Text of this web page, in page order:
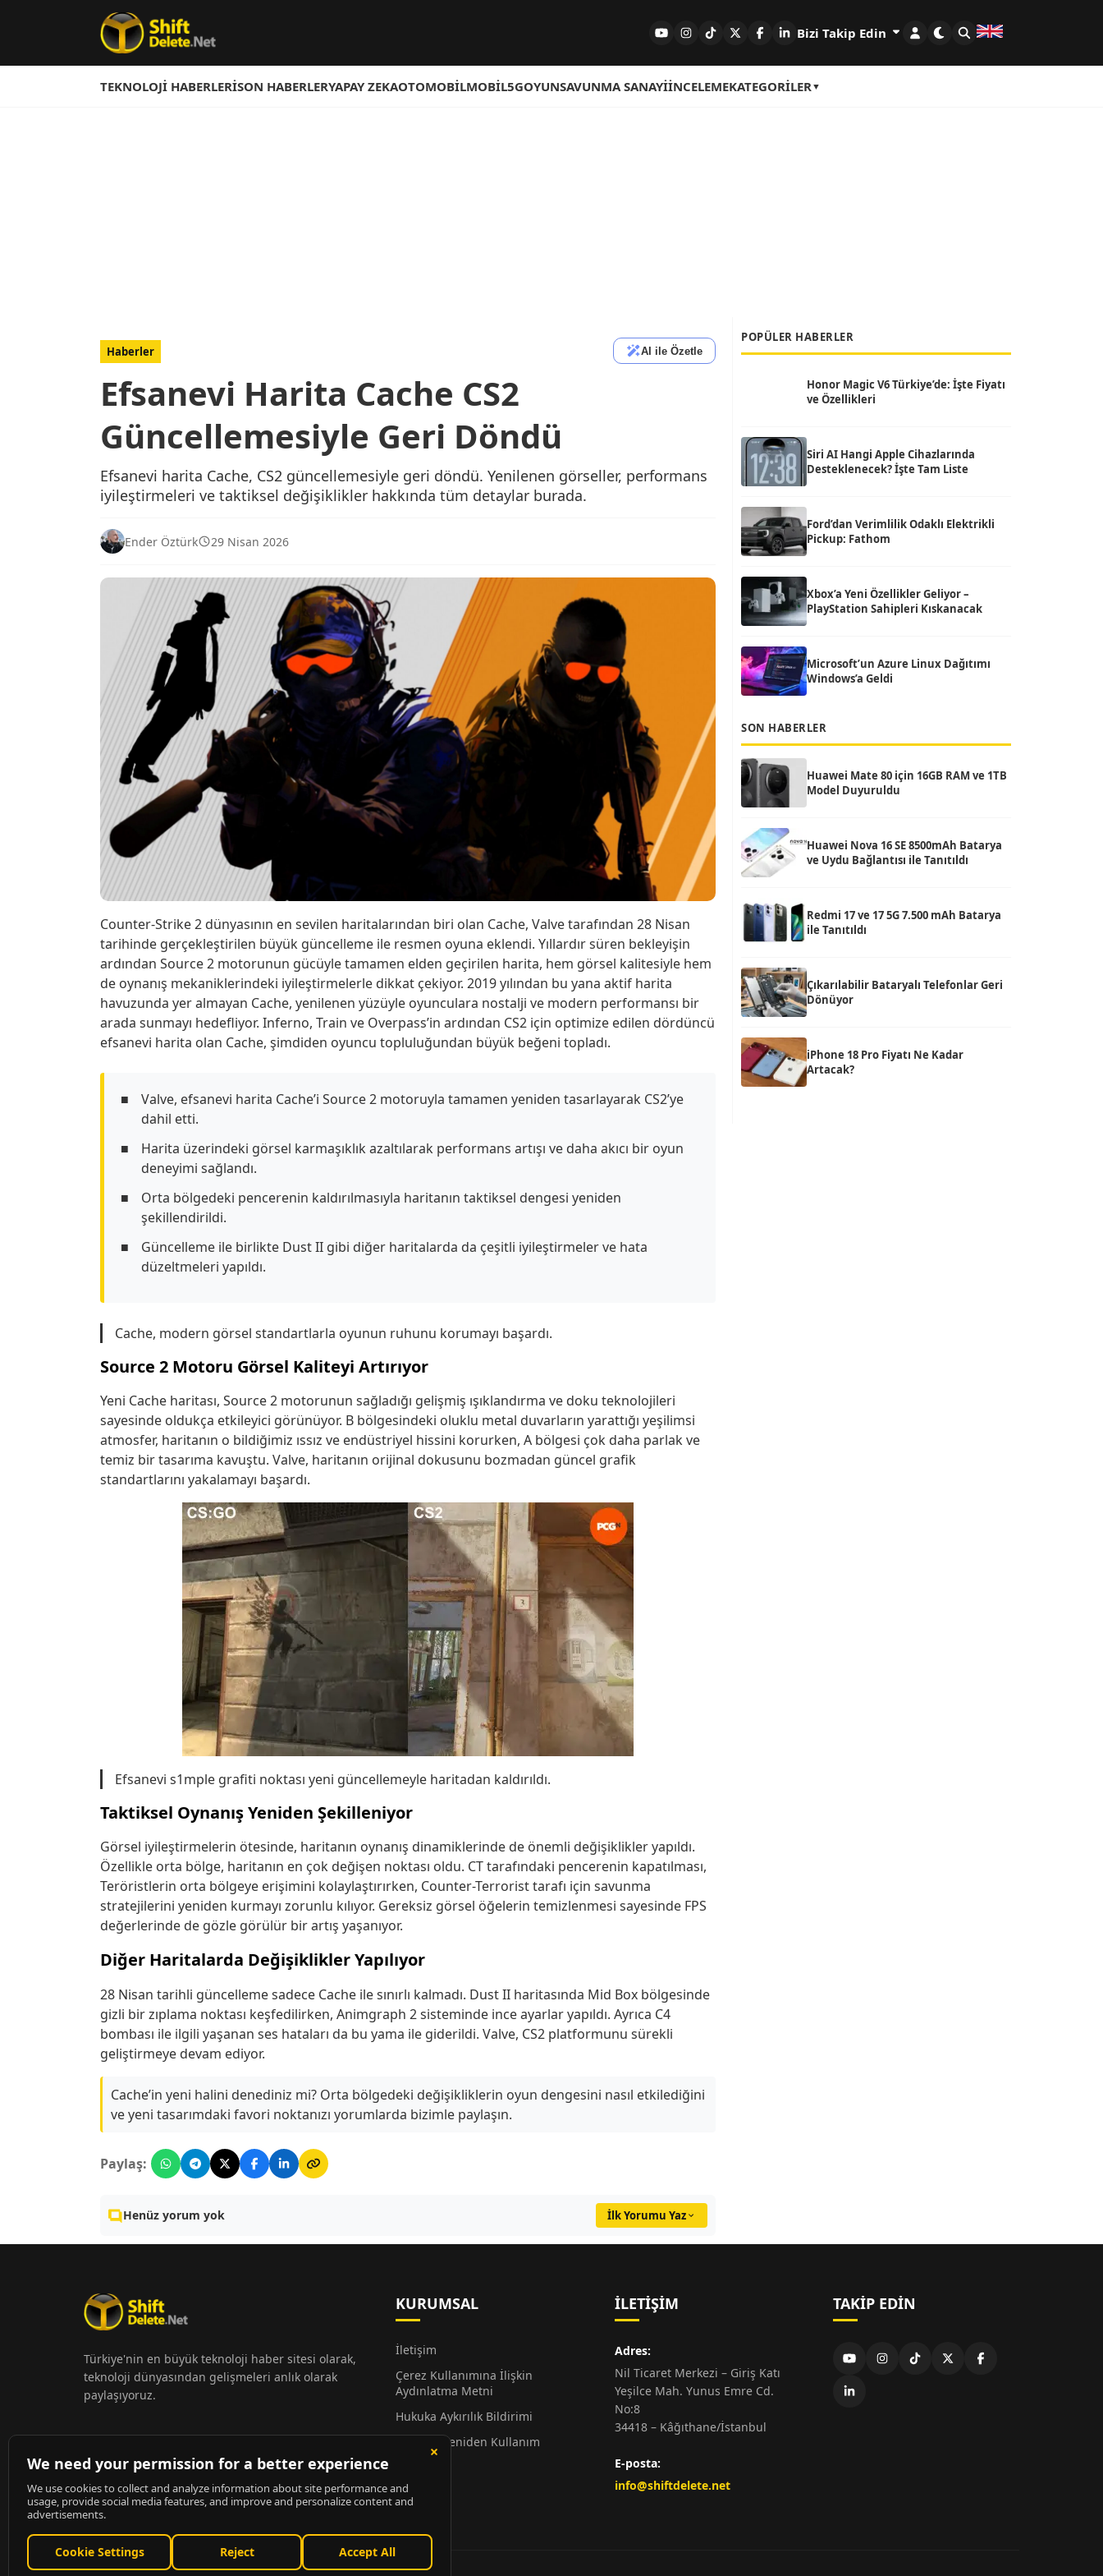
Bizi Takip Edin
TEKNOLOJI HABERLERISON HABERLERYAPAY ZEKAOTOMOBILMOBIL5GOYUNSAVUNMA SANAYIİNCELEMEKATEGORILER
Haberler AI ile Özetle
Efsanevi Harita Cache CS2
Güncellemesiyle Geri Döndü
Efsanevi harita Cache, CS2 güncellemesiyle geri döndü. Yenilenen görseller, performans
iyileştirmeleri ve taktiksel değişiklikler hakkında tüm detaylar burada.
Ender Öztürk 29 Nisan 2026
Counter-Strike 2 dünyasının en sevilen haritalarından biri olan Cache, Valve tarafından 28 Nisan
tarihinde gerçekleştirilen büyük güncelleme ile resmen oyuna eklendi. Yıllardır süren bekleyişin
ardından Source 2 motorunun gücüyle tamamen elden geçirilen harita, hem görsel kalitesiyle hem
de oynanış mekaniklerindeki iyileştirmelerle dikkat çekiyor. 2019 yılından bu yana aktif harita
havuzunda yer almayan Cache, yenilenen yüzüyle oyunculara nostalji ve modern performansı bir
arada sunmayı hedefliyor. Inferno, Train ve Overpass’in ardından CS2 için optimize edilen dördüncü
efsanevi harita olan Cache, şimdiden oyuncu topluluğundan büyük beğeni topladı.
Valve, efsanevi harita Cache’i Source 2 motoruyla tamamen yeniden tasarlayarak CS2’ye
dahil etti.
Harita üzerindeki görsel karmaşıklık azaltılarak performans artışı ve daha akıcı bir oyun
deneyimi sağlandı.
Orta bölgedeki pencerenin kaldırılmasıyla haritanın taktiksel dengesi yeniden
şekillendirildi.
Güncelleme ile birlikte Dust II gibi diğer haritalarda da çeşitli iyileştirmeler ve hata
düzeltmeleri yapıldı.
Cache, modern görsel standartlarla oyunun ruhunu korumayı başardı.
Source 2 Motoru Görsel Kaliteyi Artırıyor
Yeni Cache haritası, Source 2 motorunun sağladığı gelişmiş ışıklandırma ve doku teknolojileri
sayesinde oldukça etkileyici görünüyor. B bölgesindeki oluklu metal duvarların yarattığı yeşilimsi
atmosfer, haritanın o bildiğimiz ıssız ve endüstriyel hissini korurken, A bölgesi çok daha parlak ve
temiz bir tasarıma kavuştu. Valve, haritanın orijinal dokusunu bozmadan güncel grafik
standartlarını yakalamayı başardı.
Efsanevi s1mple grafiti noktası yeni güncellemeyle haritadan kaldırıldı.
Taktiksel Oynanış Yeniden Şekilleniyor
Görsel iyileştirmelerin ötesinde, haritanın oynanış dinamiklerinde de önemli değişiklikler yapıldı.
Özellikle orta bölge, haritanın en çok değişen noktası oldu. CT tarafındaki pencerenin kapatılması,
Teröristlerin orta bölgeye erişimini kolaylaştırırken, Counter-Terrorist tarafı için savunma
stratejilerini yeniden kurmayı zorunlu kılıyor. Gereksiz görsel öğelerin temizlenmesi sayesinde FPS
değerlerinde de gözle görülür bir artış yaşanıyor.
Diğer Haritalarda Değişiklikler Yapılıyor
28 Nisan tarihli güncelleme sadece Cache ile sınırlı kalmadı. Dust II haritasında Mid Box bölgesinde
gizli bir zıplama noktası keşfedilirken, Animgraph 2 sisteminde ince ayarlar yapıldı. Ayrıca C4
bombası ile ilgili yaşanan ses hataları da bu yama ile giderildi. Valve, CS2 platformunu sürekli
geliştirmeye devam ediyor.
Cache’in yeni halini denediniz mi? Orta bölgedeki değişikliklerin oyun dengesini nasıl etkilediğini
ve yeni tasarımdaki favori noktanızı yorumlarda bizimle paylaşın.
Paylaş:
Henüz yorum yok İlk Yorumu Yaz
POPÜLER HABERLER
Honor Magic V6 Türkiye’de: İşte Fiyatı
ve Özellikleri
Siri AI Hangi Apple Cihazlarında
Desteklenecek? İşte Tam Liste
Ford’dan Verimlilik Odaklı Elektrikli
Pickup: Fathom
Xbox’a Yeni Özellikler Geliyor –
PlayStation Sahipleri Kıskanacak
Microsoft’un Azure Linux Dağıtımı
Windows’a Geldi
SON HABERLER
Huawei Mate 80 için 16GB RAM ve 1TB
Model Duyuruldu
Huawei Nova 16 SE 8500mAh Batarya
ve Uydu Bağlantısı ile Tanıtıldı
Redmi 17 ve 17 5G 7.500 mAh Batarya
ile Tanıtıldı
Çıkarılabilir Bataryalı Telefonlar Geri
Dönüyor
iPhone 18 Pro Fiyatı Ne Kadar
Artacak?
Türkiye'nin en büyük teknoloji haber sitesi olarak,
teknoloji dünyasından gelişmeleri anlık olarak
paylaşıyoruz.
KURUMSAL
İletişim
Çerez Kullanımına İlişkin
Aydınlatma Metni
Hukuka Aykırılık Bildirimi
Alıntı ve Yeniden Kullanım
Hakkında
Künye
İLETIŞIM
Adres:
Nil Ticaret Merkezi – Giriş Katı
Yeşilce Mah. Yunus Emre Cd.
No:8
34418 – Kâğıthane/İstanbul
E-posta:
info@shiftdelete.net
TAKIP EDIN